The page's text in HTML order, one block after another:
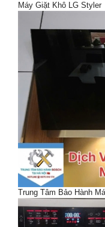
Máy Giặt Khô LG Styler
Trung Tâm Bảo Hành